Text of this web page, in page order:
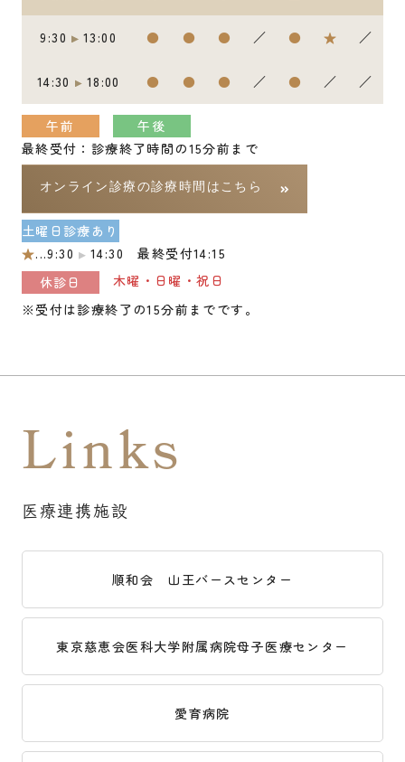
9:30 13:00 ● ● ● ／ ● ★ ／
14:30 18:00 ● ● ● ／ ● ／ ／
午前
午後
最終受付：診療終了時間の15分前まで
オンライン診療の診療時間はこちら
土曜日診療あり
★...9:30
14:30 最終受付14:15
休診日
木曜・日曜・祝日
※受付は診療終了の15分前までです。
Links
医療連携施設
順和会 山王バースセンター
東京慈恵会医科大学附属病院母子医療センター
愛育病院